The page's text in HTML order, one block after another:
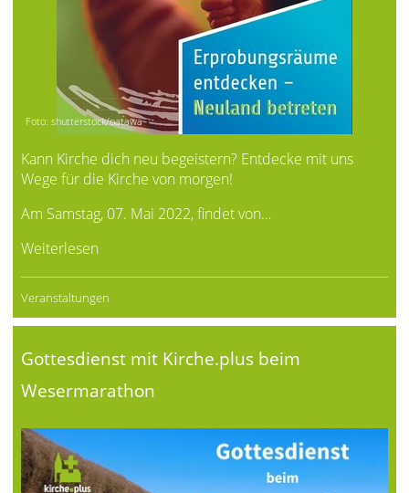
Foto: shutterstock/oatawa
Kann Kirche dich neu begeistern? Entdecke mit uns
Wege für die Kirche von morgen!
Am Samstag, 07. Mai 2022, findet von…
Weiterlesen
Veranstaltungen
Gottesdienst mit Kirche.plus beim
Wesermarathon